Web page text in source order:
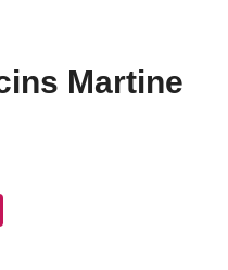
Martine